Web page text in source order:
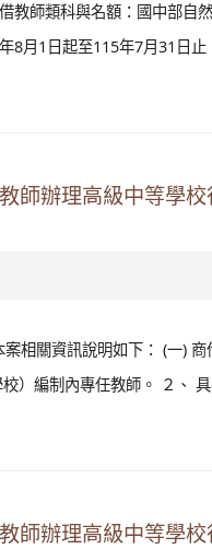
教師類科與名額：國中部自
8月1日起至115年7月31日
師辦理高級中等學
相關資訊說明如下： (一) 商
）編制內專任教師。 ２、
師辦理高級中等學